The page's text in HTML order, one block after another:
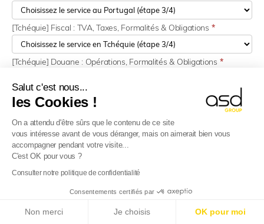
Salut c'est nous...
les Cookies !
On a attendu d'être sûrs que le contenu de ce site
vous intéresse avant de vous déranger, mais on aimerait bien vous
accompagner pendant votre visite...
C'est OK pour vous ?
Consulter notre politique de confidentialité
Consentements certifiés par
Non merci Je choisis OK pour moi
[Tchéquie] Fiscal : TVA, Taxes, Formalités & Obligations *
[Tchéquie] Douane : Opérations, Formalités & Obligations *
[Tchéquie] Stratégie : Développement des entreprises*
[Roumanie] Fiscal : TVA, Taxes, Formalités & Obligations*
[Roumanie] Stratégie : Développement des entreprises
[Royaume-Uni] Fiscal : TVA, Taxes, Formalités & Obligations
étrangères, préparez-vous !